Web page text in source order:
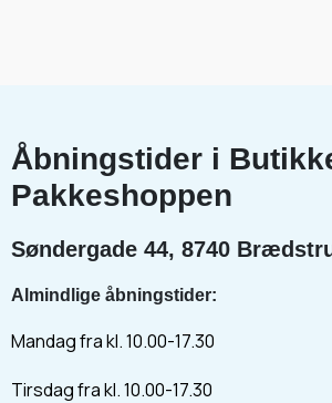
Åbningstider i
Pakkeshoppen
Søndergade 44, 8740
Almindlige åbningstider:
Mandag fra kl. 10.00-17.30
Tirsdag fra kl. 10.00-17.30